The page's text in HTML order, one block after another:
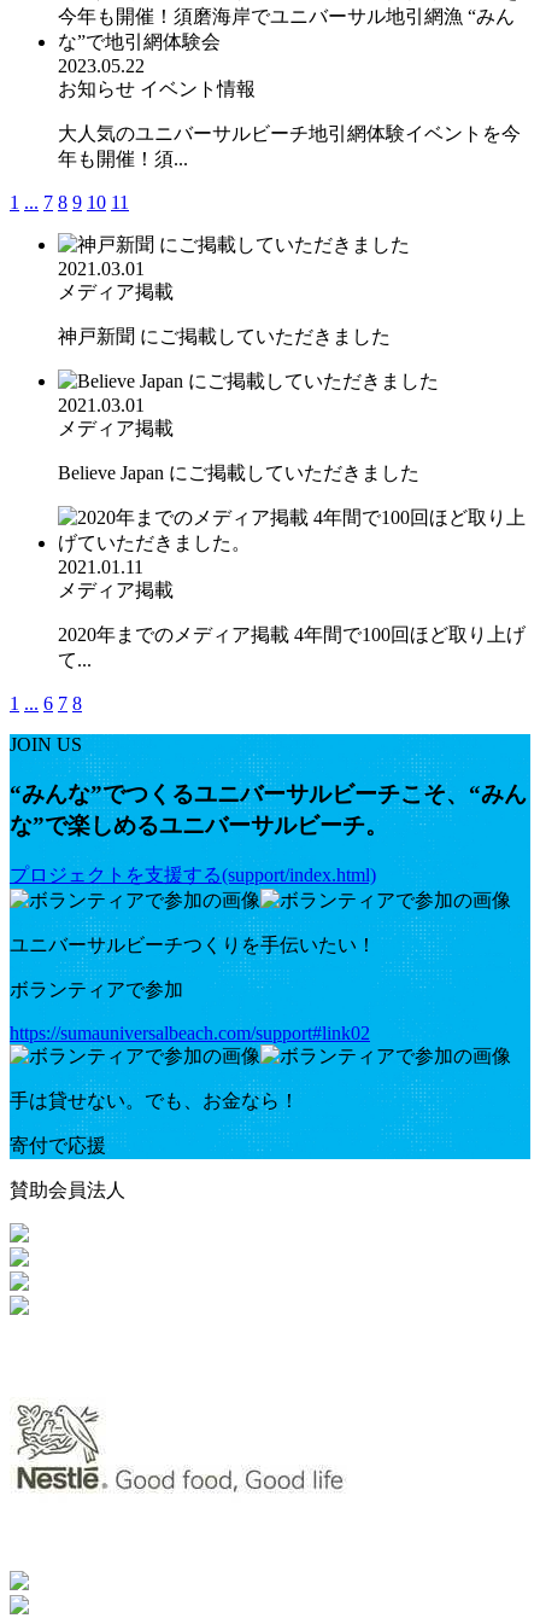
2023.05.22
お知らせ イベント情報
大人気のユニバーサルビーチ地引網体験イベントを今
年も開催！須...
1 ... 7 8 9 10 11
2021.03.01
メディア掲載
神戸新聞 にご掲載していただきました
2021.03.01
メディア掲載
Believe Japan にご掲載していただきました
2021.01.11
メディア掲載
2020年までのメディア掲載 4年間で100回ほど取り上げ
て...
1 ... 6 7 8
JOIN US
“みんな”でつくるユニバーサルビーチこそ、“みん
な”で楽しめるユニバーサルビーチ。
プロジェクトを支援する(support/index.html)
ユニバーサルビーチつくりを手伝いたい！
ボランティアで参加
https://sumauniversalbeach.com/support#link02
手は貸せない。でも、お金なら！
寄付で応援
賛助会員法人